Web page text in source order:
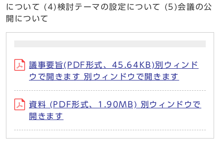
について (4)検討テーマの設定について (5)会議の公
開について
議事要旨(PDF形式、45.64KB)別ウィンド
ウで開きます 別ウィンドウで開きます
資料 (PDF形式、1.90MB) 別ウィンドウで
開きます